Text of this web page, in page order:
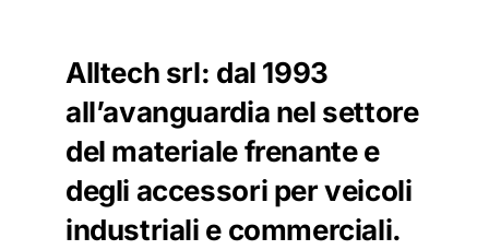
Alltech srl: dal 1993
all’avanguardia nel settore
del materiale frenante e
degli accessori per veicoli
industriali e commerciali.